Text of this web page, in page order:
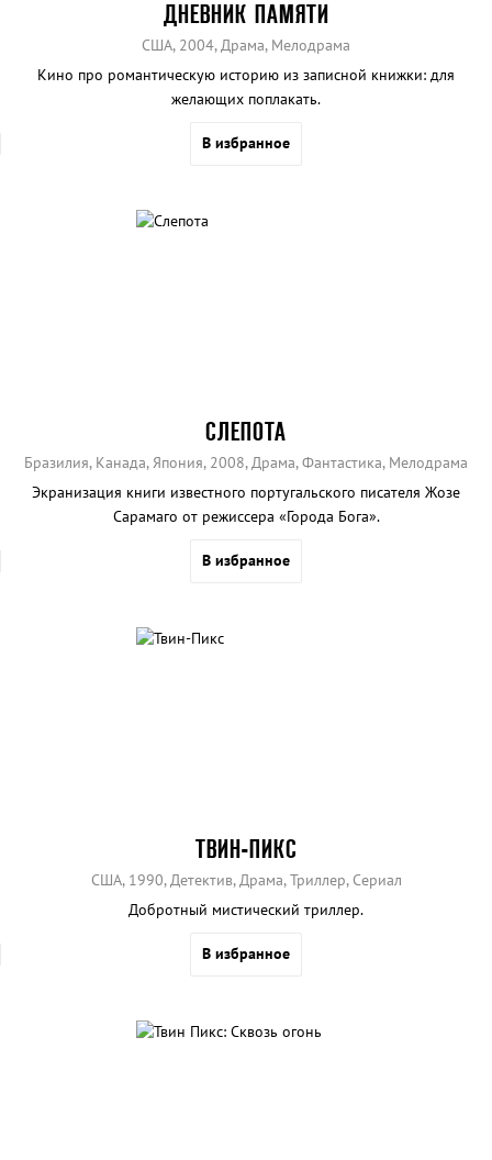
ДНЕВНИК ПАМЯТИ
США, 2004, Драма, Мелодрама
Кино про романтическую историю из записной книжки: для
желающих поплакать.
В избранное
СЛЕПОТА
Бразилия, Канада, Япония, 2008, Драма, Фантастика, Мелодрама
Экранизация книги известного португальского писателя Жозе
Сарамаго от режиссера «Города Бога».
В избранное
ТВИН-ПИКС
США, 1990, Детектив, Драма, Триллер, Сериал
Добротный мистический триллер.
В избранное